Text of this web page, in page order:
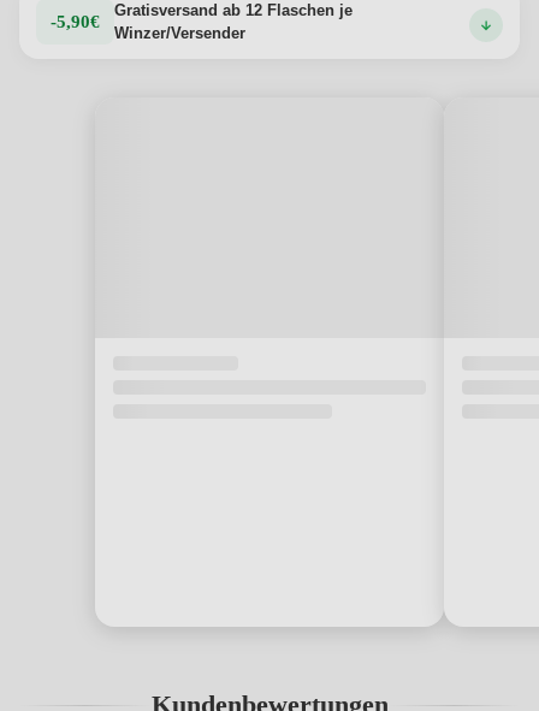
-5,90€
Gratisversand ab 12 Flaschen je
Winzer/Versender
Kundenbewertungen